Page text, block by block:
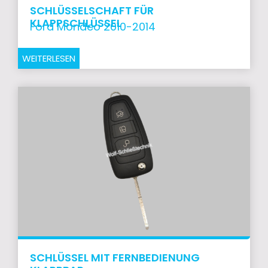
SCHLÜSSELSCHAFT FÜR
KLAPPSCHLÜSSEL
Ford Mondeo 2010-2014
WEITERLESEN
SCHLÜSSEL MIT FERNBEDIENUNG